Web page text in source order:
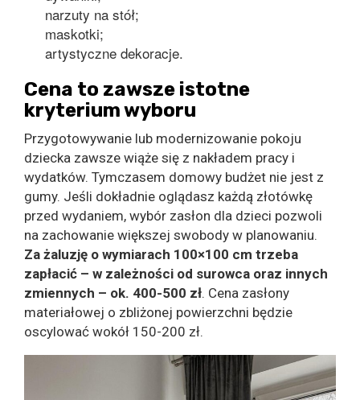
narzuty na stół;
maskotki;
artystyczne dekoracje.
Cena to zawsze istotne
kryterium wyboru
Przygotowywanie lub modernizowanie pokoju
dziecka zawsze wiąże się z nakładem pracy i
wydatków. Tymczasem domowy budżet nie jest z
gumy. Jeśli dokładnie oglądasz każdą złotówkę
przed wydaniem, wybór zasłon dla dzieci pozwoli
na zachowanie większej swobody w planowaniu.
Za żaluzję o wymiarach 100×100 cm trzeba
zapłacić – w zależności od surowca oraz innych
zmiennych – ok. 400-500 zł. Cena zasłony
materiałowej o zbliżonej powierzchni będzie
oscylować wokół 150-200 zł.